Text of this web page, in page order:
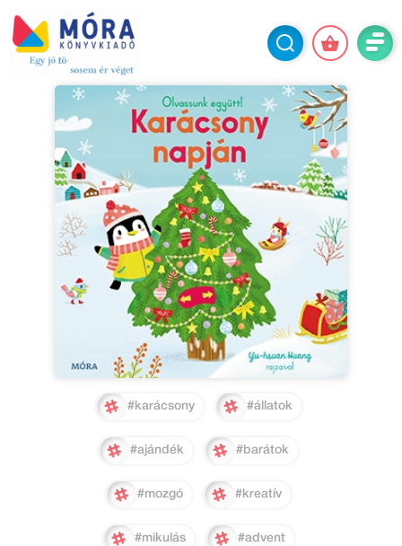
#karácsony #állatok
#ajándék #barátok
#mozgó #kreatív
#mikulás #advent